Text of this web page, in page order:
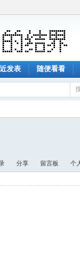
发表 随便看看
分享 留言板 个